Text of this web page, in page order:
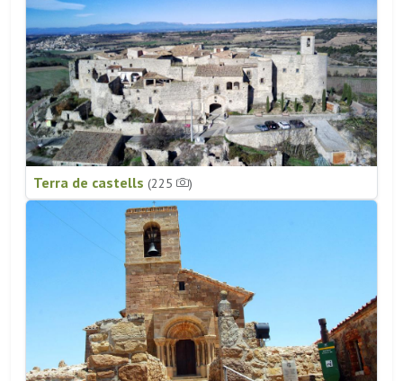
Terra de castells (225 )